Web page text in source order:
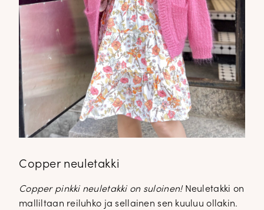
Copper neuletakki
Copper pinkki neuletakki on suloinen!Neuletakki on
malliltaan reiluhko ja sellainen sen kuuluu ollakin.